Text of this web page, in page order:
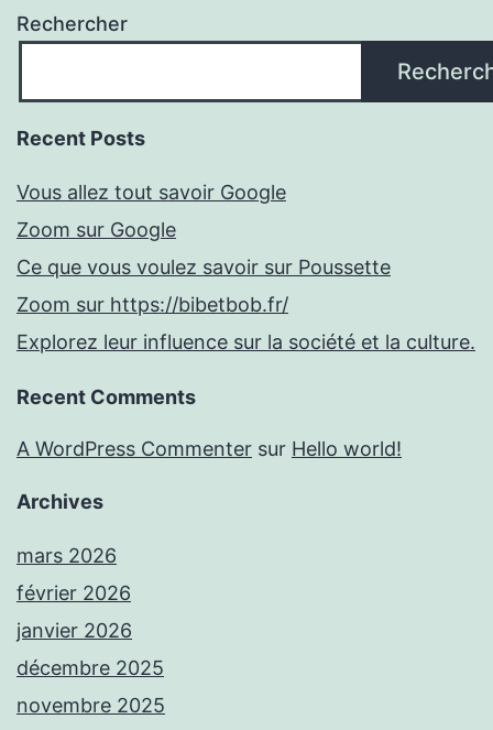
Rechercher
Recent Posts
Vous allez tout savoir Google
Zoom sur Google
Ce que vous voulez savoir sur Poussette
Zoom sur https://bibetbob.fr/
Explorez leur influence sur la société et la culture.
Recent Comments
A WordPress Commenter sur Hello world!
Archives
mars 2026
février 2026
janvier 2026
décembre 2025
novembre 2025